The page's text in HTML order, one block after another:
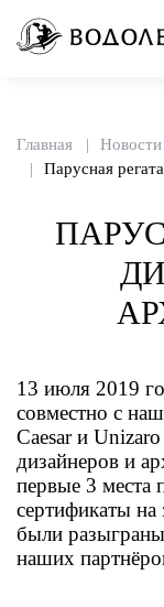
Главная
Новости
Парусная
13 июля 2019
совместно с
Caesar и
дизайнеров и
первые 3 места
сертификаты
были
наших